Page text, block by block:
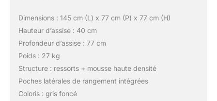
Dimensions : 145 cm (L) x 77 cm (P) x 77 cm (H)
Hauteur d’assise : 40 cm
Profondeur d’assise : 77 cm
Poids : 27 kg
Structure : ressorts + mousse haute densité
Poches latérales de rangement intégrées
Coloris : gris foncé